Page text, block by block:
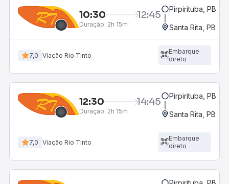
10:30 12:45
Duração: 2h 15m
Pirpirituba, PB
Santa Rita, PB
7,0 Viação Rio Tinto
Embarque
direto
12:30 14:45
Duração: 2h 15m
Pirpirituba, PB
Santa Rita, PB
7,0 Viação Rio Tinto
Embarque
direto